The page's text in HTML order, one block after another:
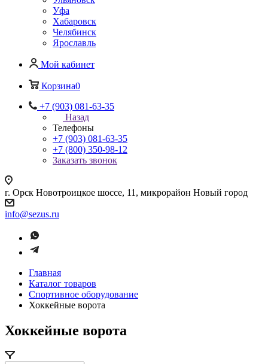
Уфа
Хабаровск
Челябинск
Ярославль
Мой кабинет
Корзина0
+7 (903) 081-63-35
Назад
Телефоны
+7 (903) 081-63-35
+7 (800) 350-98-12
Заказать звонок
г. Орск Новотроицкое шоссе, 11, микрорайон Новый город
info@sezus.ru
Главная
Каталог товаров
Спортивное оборудование
Хоккейные ворота
Хоккейные ворота